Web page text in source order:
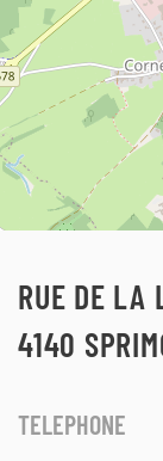
RUE DE LA
4140
TELEPHONE